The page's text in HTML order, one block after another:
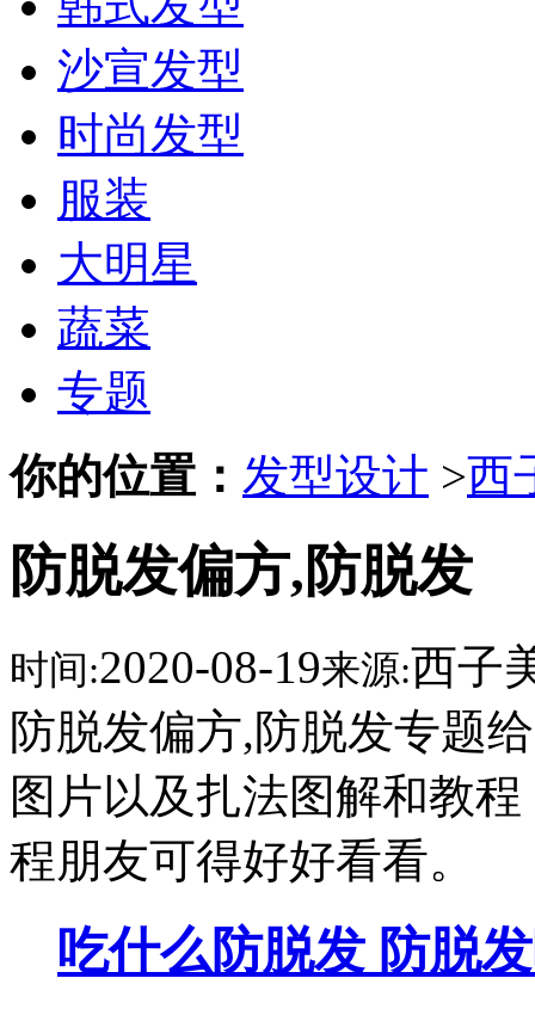
沙宣发型
时尚发型
服装
大明星
蔬菜
专题
你的位置： 发型设计 >西
防脱发偏方,防脱发
时间:2020-08-19来源:西子
防脱发偏方,防脱发专题
图片以及扎法图解和教
程朋友可得好好看看。
吃什么防脱发 防脱